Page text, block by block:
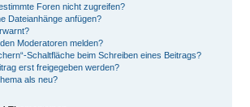
Foren nicht zugreifen?
Dateianhänge anfügen?
Moderatoren melden?
Schaltfläche beim Schreiben eines Beitrags?
erst freigegeben werden?
als neu?